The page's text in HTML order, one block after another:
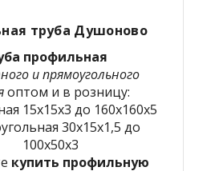
труба Душоново
профильная
и прямоугольного
оптом и в розницу:
15х15х3 до 160х160х5
30х15х1,5 до
100х50х3
купить профильную